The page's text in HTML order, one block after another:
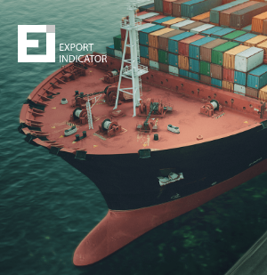
Zamów raport
Decydując się na zakup raportu,
stronybezpieczeństwo
z drugiej
szanse na sukces.
Zyskujesz prawdziwą przewagę